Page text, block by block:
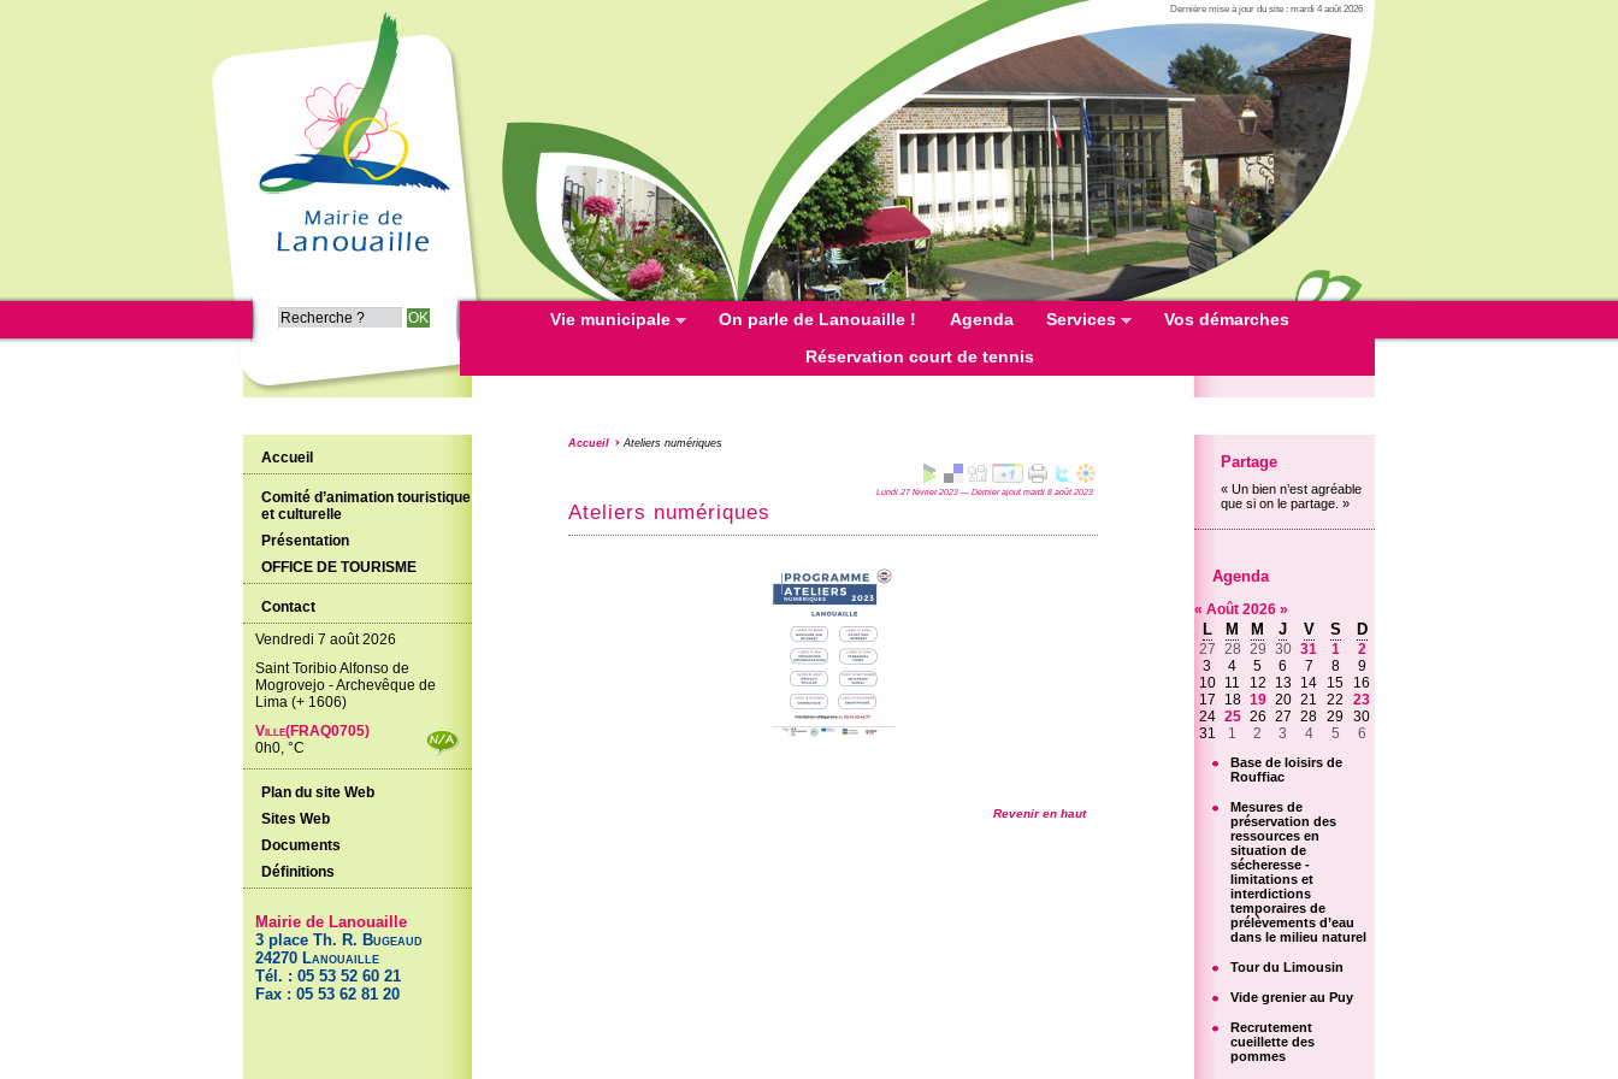
Dernière mise à jour du site : mardi 4 août 2026
Vie municipale On parle de Lanouaille ! Agenda Services
Vos démarches
Réservation court de tennis
Accueil Ateliers numériques
Lundi 27 février 2023 — Dernier ajout mardi 8 août 2023
Ateliers numériques
Revenir en haut
Accueil
Comité d’animation touristique
et culturelle
Présentation
OFFICE DE TOURISME
Contact
Vendredi 7 août 2026
Saint Toribio Alfonso de
Mogrovejo - Archevêque de
Lima (+ 1606)
Ville(FRAQ0705)
0h0, °C
Plan du site Web
Sites Web
Documents
Définitions
Mairie de Lanouaille
3 place Th. R. Bugeaud
24270 Lanouaille
Tél. : 05 53 52 60 21
Fax : 05 53 62 81 20
Partage
« Un bien n’est agréable
que si on le partage. »
Agenda
« Août 2026 »
L M M J V S D
27 28 29 30 31 1
2
3
4 5 6 7 8
9
10
11 12 13 14 15
16
17
18 19 20 21 22
23
24 25 26 27 28 29 30
31
1 2 3 4 5 6
Base de loisirs de
Rouffiac
Mesures de
préservation des
ressources en
situation de
sécheresse -
limitations et
interdictions
temporaires de
prélèvements d’eau
dans le milieu naturel
Tour du Limousin
Vide grenier au Puy
Recrutement
cueillette des
pommes